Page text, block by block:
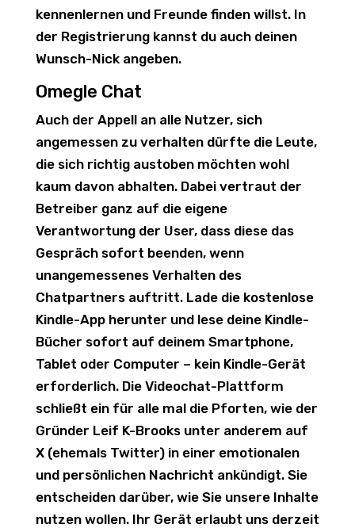
kennenlernen und Freunde finden willst. In
der Registrierung kannst du auch deinen
Wunsch-Nick angeben.
Omegle Chat
Auch der Appell an alle Nutzer, sich
angemessen zu verhalten dürfte die Leute,
die sich richtig austoben möchten wohl
kaum davon abhalten. Dabei vertraut der
Betreiber ganz auf die eigene
Verantwortung der User, dass diese das
Gespräch sofort beenden, wenn
unangemessenes Verhalten des
Chatpartners auftritt. Lade die kostenlose
Kindle-App herunter und lese deine Kindle-
Bücher sofort auf deinem Smartphone,
Tablet oder Computer – kein Kindle-Gerät
erforderlich. Die Videochat-Plattform
schließt ein für alle mal die Pforten, wie der
Gründer Leif K-Brooks unter anderem auf
X (ehemals Twitter) in einer emotionalen
und persönlichen Nachricht ankündigt. Sie
entscheiden darüber, wie Sie unsere Inhalte
nutzen wollen. Ihr Gerät erlaubt uns derzeit